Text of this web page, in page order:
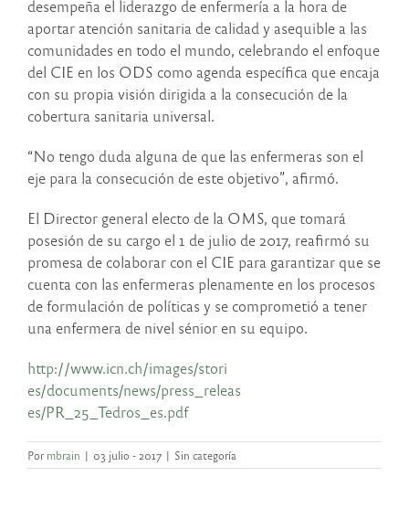
desempeña el liderazgo de enfermería a la hora de
aportar atención sanitaria de calidad y asequible a las
comunidades en todo el mundo, celebrando el enfoque
del CIE en los ODS como agenda específica que encaja
con su propia visión dirigida a la consecución de la
cobertura sanitaria universal.
“No tengo duda alguna de que las enfermeras son el
eje para la consecución de este objetivo”, afirmó.
El Director general electo de la OMS, que tomará
posesión de su cargo el 1 de julio de 2017, reafirmó su
promesa de colaborar con el CIE para garantizar que se
cuenta con las enfermeras plenamente en los procesos
de formulación de políticas y se comprometió a tener
una enfermera de nivel sénior en su equipo.
http://www.icn.ch/images/stori
es/documents/news/press_releas
es/PR_25_Tedros_es.pdf
Pormbrain | 03 julio - 2017 | Sin categoría